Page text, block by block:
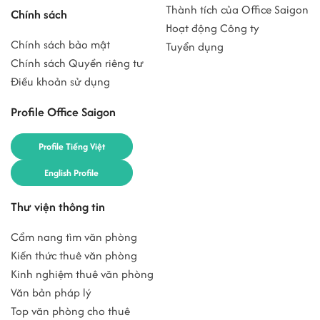
Chính sách
Chính sách bảo mật
Chính sách Quyền riêng tư
Điều khoản sử dụng
Profile Office Saigon
Profile Tiếng Việt
English Profile
Thành tích của Office Saigon
Hoạt động Công ty
Tuyển dụng
Thư viện thông tin
Cẩm nang tìm văn phòng
Kiến thức thuê văn phòng
Kinh nghiệm thuê văn phòng
Văn bản pháp lý
Top văn phòng cho thuê